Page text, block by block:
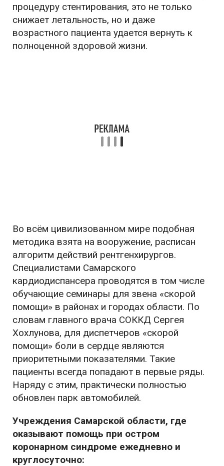
процедуру стентирования, это не только
снижает летальность, но и даже
возрастного пациента удается вернуть к
полноценной здоровой жизни.
Во всём цивилизованном мире подобная
методика взята на вооружение, расписан
алгоритм действий рентгенхирургов.
Специалистами Самарского
кардиодиспансера проводятся в том числе
обучающие семинары для звена «скорой
помощи» в районах и городах области. По
словам главного врача СОККД Сергея
Хохлунова, для диспетчеров «скорой
помощи» боли в сердце являются
приоритетными показателями. Такие
пациенты всегда попадают в первые ряды.
Наряду с этим, практически полностью
обновлен парк автомобилей.
Учреждения Самарской области, где
оказывают помощь при остром
коронарном синдроме ежедневно и
круглосуточно: